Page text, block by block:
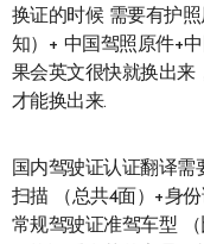
换证的时候 需要有护
知）+ 中国驾照原件+
果会英文很快就换出来
才能换出来.
国内驾驶证认证翻译
扫描 （总共4面）+身
常规驾驶证准驾车型